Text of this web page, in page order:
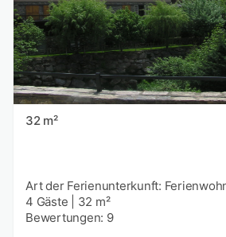
32 m²
Art der Ferienunterkunft:
4 Gäste
32 m²
Bewertungen: 9